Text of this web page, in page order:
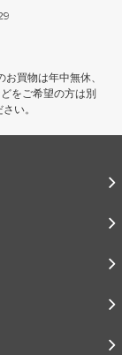
買物は年中無休、
をご希望の方は別
い。